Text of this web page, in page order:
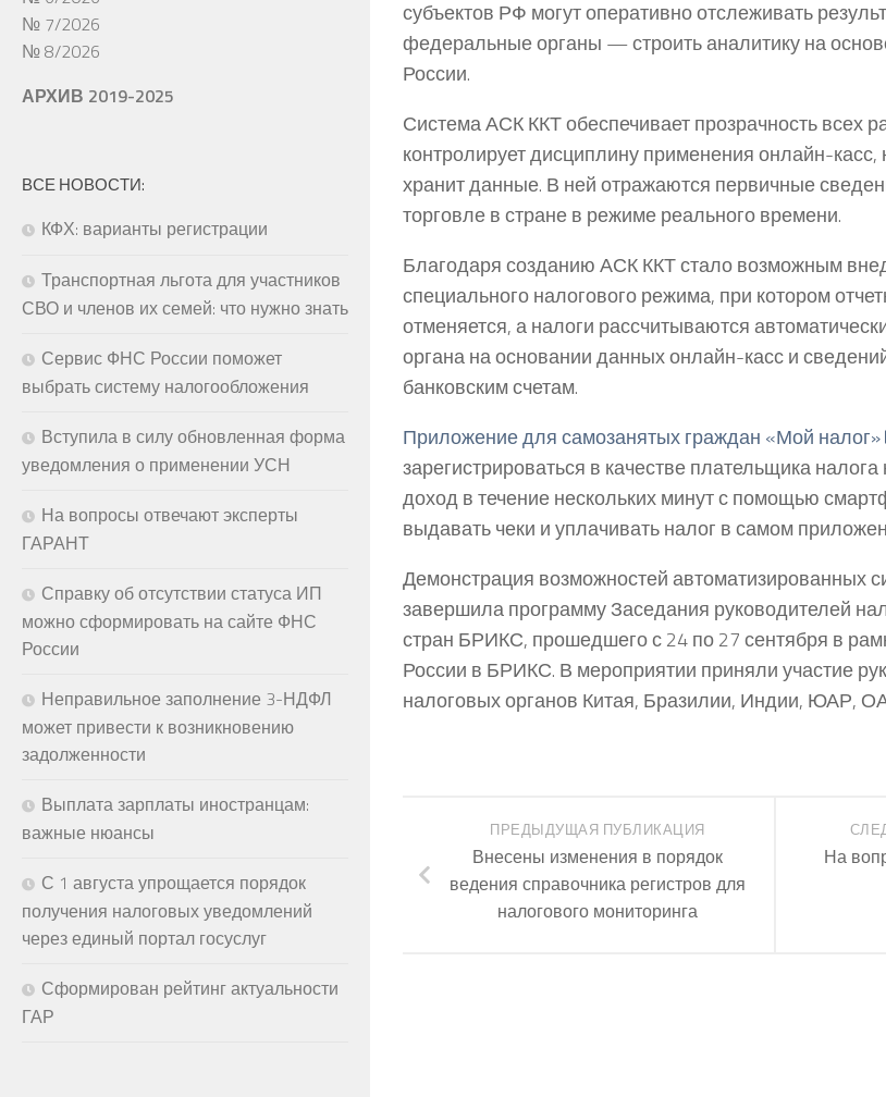
субъектов РФ могут оперативно отслеживать
федеральные органы — строить аналитику на
России.
Система АСК ККТ обеспечивает прозрачность всех
контролирует дисциплину применения онлайн-касс,
хранит данные. В ней отражаются первичные
торговле в стране в режиме реального времени.
Благодаря созданию АСК ККТ стало возможным
специального налогового режима, при котором
отменяется, а налоги рассчитываются
органа на основании данных онлайн-касс и
банковским счетам.
Приложение для самозанятых граждан «Мой налог»
зарегистрироваться в качестве плательщика
доход в течение нескольких минут с помощью
выдавать чеки и уплачивать налог в самом
Демонстрация возможностей автоматизированных
завершила программу Заседания руководителей
стран БРИКС, прошедшего с 24 по 27 сентября в
России в БРИКС. В мероприятии приняли участие
налоговых органов Китая, Бразилии, Индии, ЮАР,
На
ПРЕДЫДУЩАЯ ПУБЛИКАЦИЯ
Внесены изменения в порядок
ведения справочника регистров для
налогового мониторинга
№ 7/2026
№ 8/2026
АРХИВ 2019-2025
ВСЕ НОВОСТИ:
КФХ: варианты регистрации
Транспортная льгота для участников
СВО и членов их семей: что нужно знать
Сервис ФНС России поможет
выбрать систему налогообложения
Вступила в силу обновленная форма
уведомления о применении УСН
На вопросы отвечают эксперты
ГАРАНТ
Справку об отсутствии статуса ИП
можно сформировать на сайте ФНС
России
Неправильное заполнение 3-НДФЛ
может привести к возникновению
задолженности
Выплата зарплаты иностранцам:
важные нюансы
С 1 августа упрощается порядок
получения налоговых уведомлений
через единый портал госуслуг
Сформирован рейтинг актуальности
ГАР